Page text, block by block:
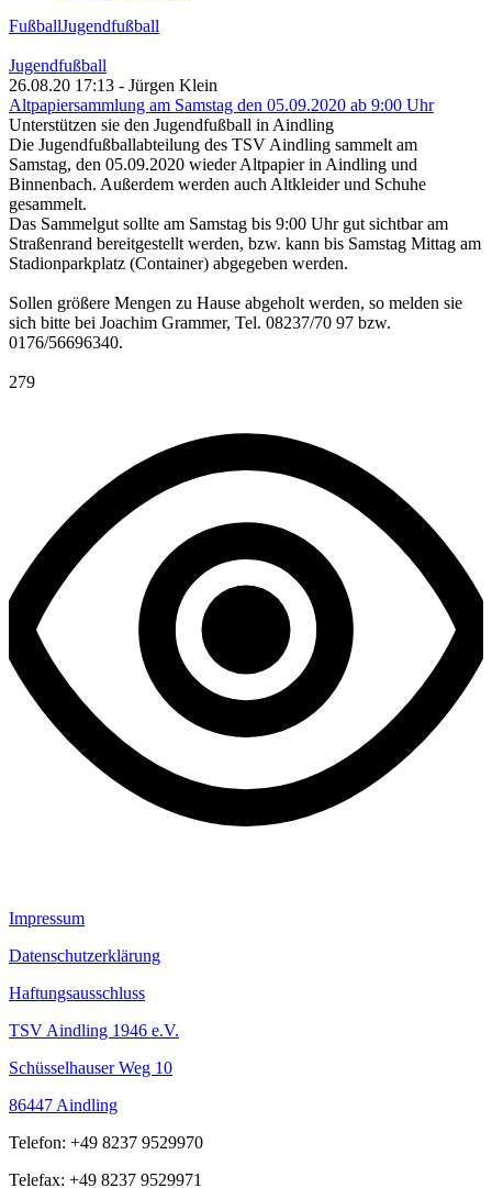
FußballJugendfußball
Jugendfußball
26.08.20 17:13 - Jürgen Klein
Altpapiersammlung am Samstag den 05.09.2020 ab 9:00 Uhr
Unterstützen sie den Jugendfußball in Aindling
Die Jugendfußballabteilung des TSV Aindling sammelt am
Samstag, den 05.09.2020 wieder Altpapier in Aindling und
Binnenbach. Außerdem werden auch Altkleider und Schuhe
gesammelt.
Das Sammelgut sollte am Samstag bis 9:00 Uhr gut sichtbar am
Straßenrand bereitgestellt werden, bzw. kann bis Samstag Mittag am
Stadionparkplatz (Container) abgegeben werden.
Sollen größere Mengen zu Hause abgeholt werden, so melden sie
sich bitte bei Joachim Grammer, Tel. 08237/70 97 bzw.
0176/56696340.
279
Impressum
Datenschutzerklärung
Haftungsausschluss
TSV Aindling 1946 e.V.
Schüsselhauser Weg 10
86447 Aindling
Telefon: +49 8237 9529970
Telefax: +49 8237 9529971